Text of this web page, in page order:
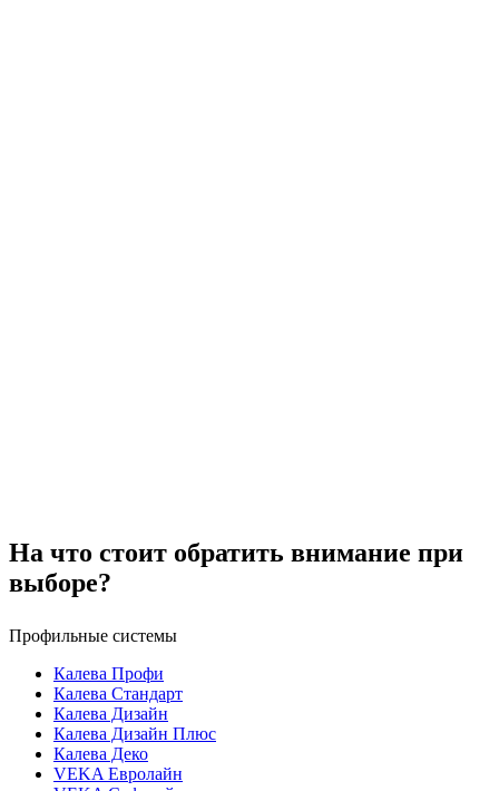
На что стоит обратить внимание при
выборе?
Профильные системы
Калева Профи
Калева Стандарт
Калева Дизайн
Калева Дизайн Плюс
Калева Деко
VEKA Евролайн